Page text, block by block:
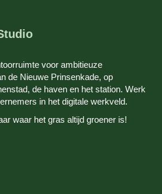
voor ambitieuze
de Nieuwe Prinsenkade, op
de haven en het station. Werk
in het digitale werkveld.
waar het gras altijd groener is!